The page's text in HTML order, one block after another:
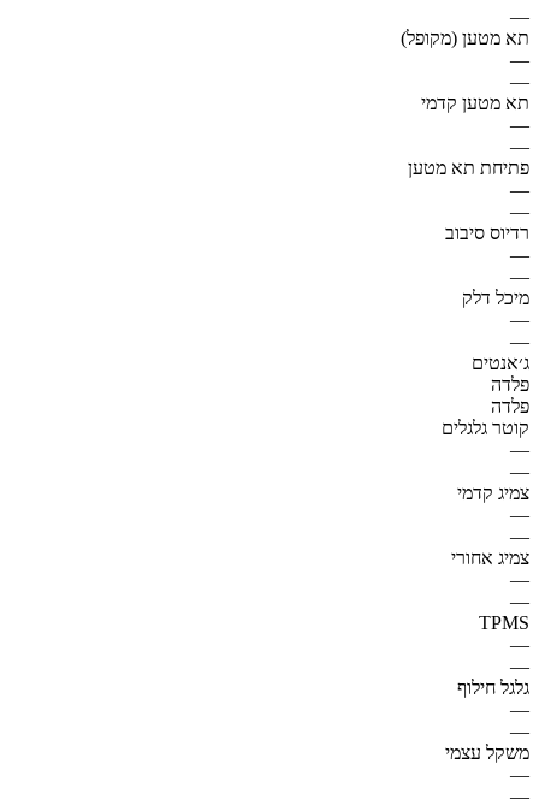
—
תא מטען (מקופל)
—
—
תא מטען קדמי
—
—
פתיחת תא מטען
—
—
רדיוס סיבוב
—
—
מיכל דלק
—
—
ג׳אנטים
פלדה
פלדה
קוטר גלגלים
—
—
צמיג קדמי
—
—
צמיג אחורי
—
—
TPMS
—
—
גלגל חילוף
—
—
משקל עצמי
—
—